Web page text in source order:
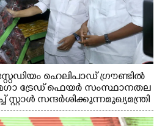
ഹെലിപാഡ് ഗ്രൗണ്ടിൽ
ട്രേഡ് ഫെയർ സംസ്ഥാനതല
സന്ദർശിക്കുന്ന മുഖ്യമന്ത്രി
അനൂപ് ജേക്കബ് സമീപം